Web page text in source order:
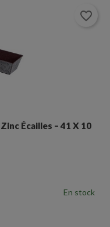
Écailles – 41 X 10
En stock
favorite_border